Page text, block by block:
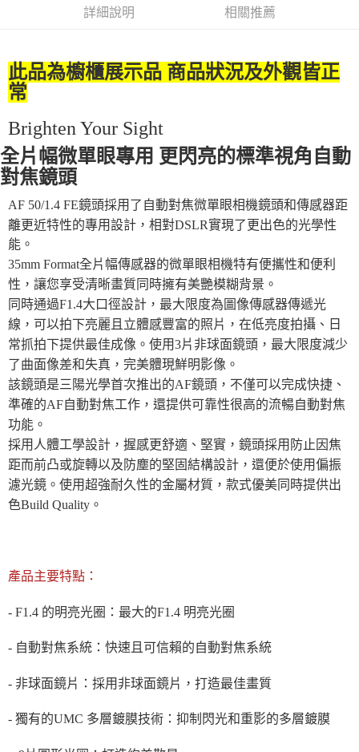
台灣樂天信用卡公司
相關說明
【關於「AFTEE先享後付」】
便利好安心！
１．簡單：不需註冊會員、不需綁卡、不需儲值。
２．便利：只要手機號碼，簡訊認證，即可結帳。
３．安心：先確認商品／服務後，再付款。
１．於結帳方式選擇「AFTEE先享後付」後，將跳轉至「AFTEE先享後付」
結帳頁面，進行簡訊認證並確認金額後，即可完成結帳。
２．訂單成立數日內，您將收到繳費通知簡訊。
３．收到繳費通知簡訊後14天內，點擊此簡訊中的連結，可透過四大超商／
ATM／網路銀行／等多元方式進行付款，方視為交易完成。
※ 請注意：結帳手續完成當下不需立刻繳費，但若您需要取消訂單，請聯絡
購買商品的店家。未經商家同意取消之訂單仍視為有效，需透過AFTEE先享
後付繳納相關費用。
※ 交易是否成功請以「AFTEE先享後付 」之結帳頁面顯示為準，若有關於
是否繳費成功／繳費後需取消欲退款等相關疑問，請聯繫「AFTEE先享後付
客戶支援中心」https://netprotections.freshdesk.com/support/home
【注意事項】
１．透過由恩沛科技股份有限公司提供之「AFTEE先享後付」服務完成之交
易，需依本服務之必要範圍內提供個人資料，並將交易相關給付款項請求債
權轉讓予恩沛科技股份有限公司。
２．關於個人資料處理事宜，請瀏覽以下網址：
https://aftee.tw/terms/#terms3
３．未成年的使用者請事先徵得法定代理人或監護人之同意方可使用
「AFTEE先享後付」，若未經同意申辦者引起之損失，本公司不負相關責
４．使用「AFTEE先享後付」時，將依據個別帳號之用戶狀況，依本公司即
恩沛科技股份有限公司將有權停止該用戶之使用額度並採取法律行動。
ATM付款
運送方式
宅配
付款後門市自取
免運費
詳細說明 相關推薦
此品為櫥櫃展示品 商品狀況及外觀皆正
常
Brighten Your Sight
全片幅微單眼專用 更閃亮的標準視角自動
對焦鏡頭
AF 50/1.4 FE鏡頭採用了自動對焦微單眼相機鏡頭和傳感器距
離更近特性的專用設計，相對DSLR實現了更出色的光學性
能。
35mm Format全片幅傳感器的微單眼相機特有便攜性和便利
性，讓您享受清晰畫質同時擁有美艷模糊背景。
同時通過F1.4大口徑設計，最大限度為圖像傳感器傳遞光
線，可以拍下亮麗且立體感豐富的照片，在低亮度拍攝、日
常抓拍下提供最佳成像。使用3片非球面鏡頭，最大限度減少
了曲面像差和失真，完美體現鮮明影像。
該鏡頭是三陽光學首次推出的AF鏡頭，不僅可以完成快捷、
準確的AF自動對焦工作，還提供可靠性很高的流暢自動對焦
功能。
採用人體工學設計，握感更舒適、堅實，鏡頭採用防止因焦
距而前凸或旋轉以及防塵的堅固結構設計，還便於使用偏振
濾光鏡。 使用超強耐久性的金屬材質，款式優美同時提供出
色Build Quality。
產品主要特點：
- F1.4 的明亮光圈：最大的F1.4 明亮光圈
- 自動對焦系統：快速且可信賴的自動對焦系統
- 非球面鏡片：採用非球面鏡片，打造最佳畫質
- 獨有的UMC 多層鍍膜技術：抑制閃光和重影的多層鍍膜